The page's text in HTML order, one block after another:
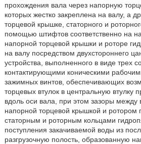
прохождения вала через напорную
которых жестко закреплена на валу, а
торцевой крышке, статорного и
помощью штифтов соответственно на
напорной торцевой крышки и роторе
на валу посредством двухстороннего
устройства, выполненного в виде трех
контактирующими коническими
зажимных винтов, обеспечивающих
торцевых втулок в центральную втулку
вдоль оси вала, при этом зазоры между
напорной торцевой крышкой и ротором
статорным и роторным кольцами
поступления закачиваемой воды из
разгрузочную полость, образованную